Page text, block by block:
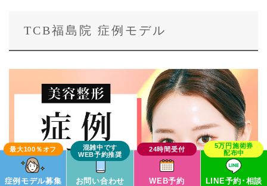
TCB福島院 症例モデル
症例モデル募集 お問い合わせ WEB予約 LINE予約･相談